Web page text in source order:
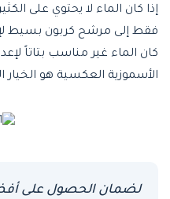
إذا كان الماء لا يحتوي على
فقط إلى مرشح كربون بسيط
كان الماء غير مناسب بتاتاً
الأسموزية العكسية هو الخيار
لضمان الحصول على